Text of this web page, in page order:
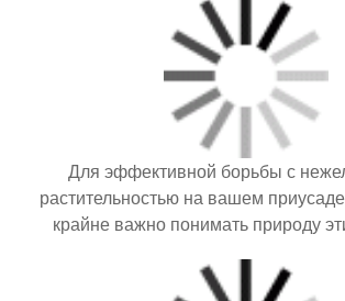
Для эффективной борьбы с
растительностью на вашем
крайне важно понимать природу